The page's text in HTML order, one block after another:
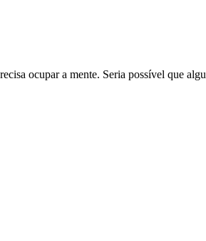
ocupar a mente. Seria possível que